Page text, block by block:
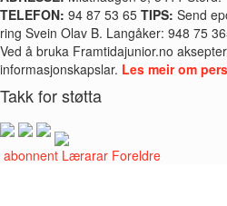
TELEFON: 94 87 53 65 TIPS: Send
ring Svein Olav B. Langåker: 948 75
Ved å bruka Framtidajunior.no
informasjonskapslar. Les meir om
Takk for støtta
abonnent Lærarar Foreldre